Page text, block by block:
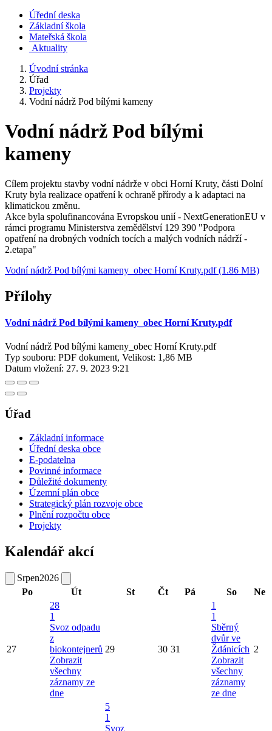
Úřední deska
Základní škola
Mateřská škola
Aktuality
Úvodní stránka
Úřad
Projekty
Vodní nádrž Pod bílými kameny
Vodní nádrž Pod bílými
kameny
Cílem projektu stavby vodní nádrže v obci Horní Kruty, části Dolní
Kruty byla realizace opatření k ochraně přírody a k adaptaci na
klimatickou změnu.
Akce byla spolufinancována Evropskou unií - NextGenerationEU v
rámci programu Ministerstva zemědělství 129 390 "Podpora
opatření na drobných vodních tocích a malých vodních nádrží -
2.etapa"
Vodní nádrž Pod bílými kameny_obec Horní Kruty.pdf (1.86 MB)
Přílohy
Vodní nádrž Pod bílými kameny_obec Horní Kruty.pdf
Vodní nádrž Pod bílými kameny_obec Horní Kruty.pdf
Typ souboru: PDF dokument, Velikost: 1,86 MB
Datum vložení: 27. 9. 2023 9:21
Úřad
Základní informace
Úřední deska obce
E-podatelna
Povinné informace
Důležité dokumenty
Územní plán obce
Strategický plán rozvoje obce
Plnění rozpočtu obce
Projekty
Kalendář akcí
Srpen2026
Po
Út St Čt Pá So Ne
27
28
1
Svoz odpadu
z
biokontejnerů
Zobrazit
všechny
záznamy ze
dne
29 30 31
1
1
Sběrný
dvůr ve
Ždánicích
Zobrazit
všechny
záznamy
ze dne
2
5
1
Svoz